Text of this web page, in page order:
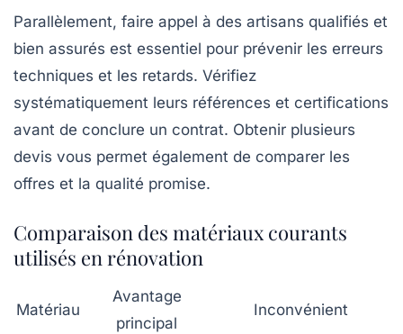
Parallèlement, faire appel à des artisans qualifiés et
bien assurés est essentiel pour prévenir les erreurs
techniques et les retards. Vérifiez
systématiquement leurs références et certifications
avant de conclure un contrat. Obtenir plusieurs
devis vous permet également de comparer les
offres et la qualité promise.
Comparaison des matériaux courants
utilisés en rénovation
Matériau
Avantage
principal
Inconvénient